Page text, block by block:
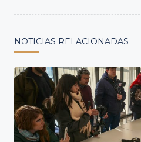
NOTICIAS RELACIONADAS